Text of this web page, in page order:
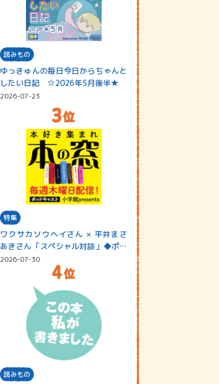
読みもの
ゆっきゅんの毎日今日からちゃんと
したい日記 ☆2026年5月後半★
2026-07-23
特集
ワクサカソウヘイさん × 平井まさ
あきさん「スペシャル対談」◆ポッ
ドキャスト…
2026-07-30
読みもの